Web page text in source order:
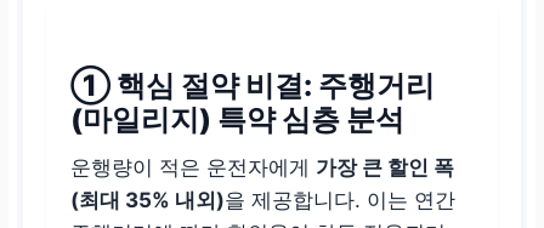
① 핵심 절약 비결: 주행거리
(마일리지) 특약 심층 분석
운행량이 적은 운전자에게 가장 큰 할인 폭
(최대 35% 내외)을 제공합니다. 이는 연간